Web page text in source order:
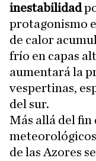
inestabilidad
protagonismo
de calor
frío en capas
aumentará la
vespertinas,
del sur.
Más allá del fin
de las Azores